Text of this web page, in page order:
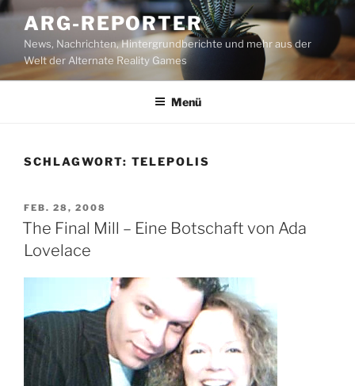
Zum
Inhalt
springen
ARG-REPORTER
News, Nachrichten, Hintergrundberichte und mehr aus der
Welt der Alternate Reality Games
Menü
SCHLAGWORT: TELEPOLIS
VERÖFFENTLICHT
AM
FEB. 28, 2008
The Final Mill – Eine Botschaft von Ada
Lovelace